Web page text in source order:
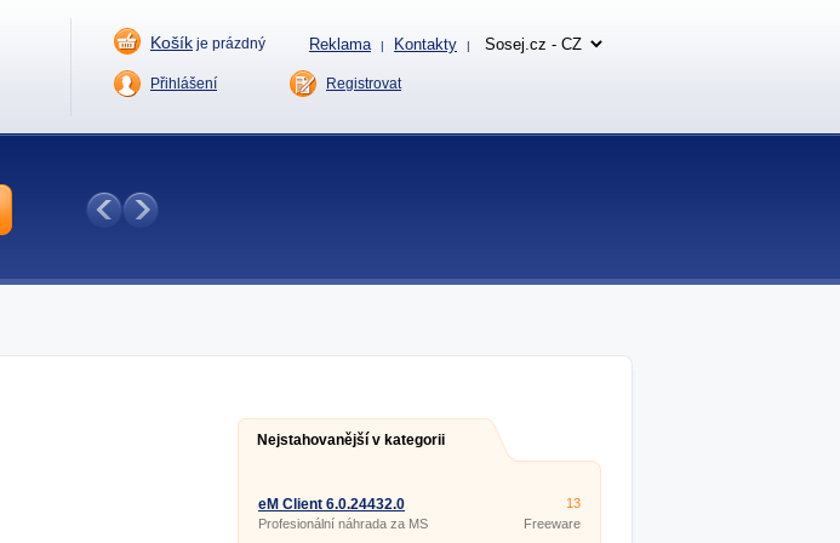
Nejstahovanější v kategorii
eM Client 6.0.24432.0
Profesionální náhrada za MS
13
Freeware
Košík je prázdný Reklama | Kontakty |
Přihlášení Registrovat